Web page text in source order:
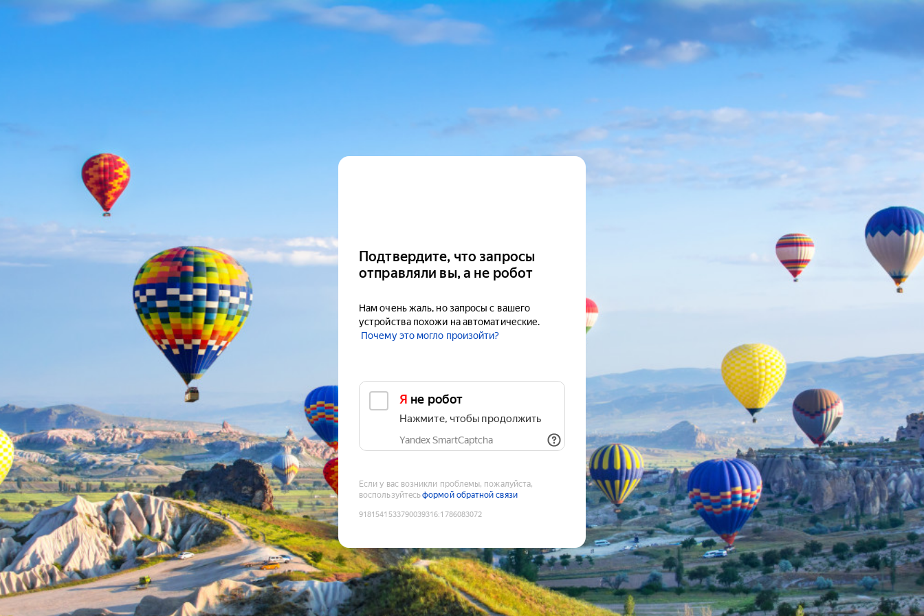
Подтвердите, что запросы
отправляли вы, а не робот
Нам очень жаль, но запросы с вашего
устройства похожи на автоматические.
Почему это могло произойти?
Я не робот
Нажмите, чтобы продолжить
Yandex SmartCaptcha
Если у вас возникли проблемы, пожалуйста,
воспользуйтесьформой обратной связи
9181541533790039316:1786083072